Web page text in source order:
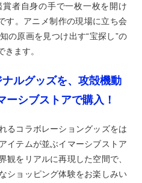
者自身の手で一枚一枚を開け
す。アニメ制作の現場に立ち会
の原画を見つけ出す“宝探し”の
ます。
ルグッズを、攻殻機動
ーシブストアで購入！
るコラボレーショングッズをは
イテムが並ぶイマーシブストア
観をリアルに再現した空間で、
ショッピング体験をお楽しみい